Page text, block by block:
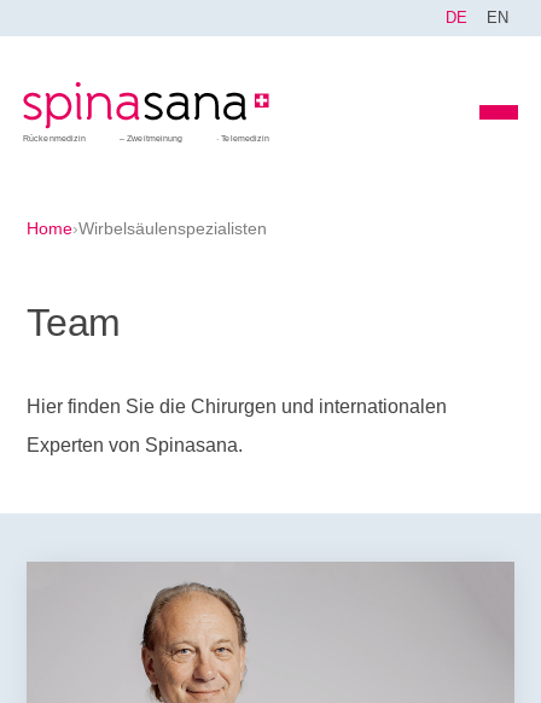
DE EN
Rückenmedizin Zweitmeinung Telemedizin
Home›Wirbelsäulenspezialisten
Team
Hier finden Sie die Chirurgen und internationalen
Experten von Spinasana.